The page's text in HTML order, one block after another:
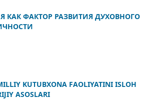
КАК ФАКТОР РАЗВИТИЯ ДУХОВНОГО
KUTUBXONA FAOLIYATINI ISLOH
ASOSLARI